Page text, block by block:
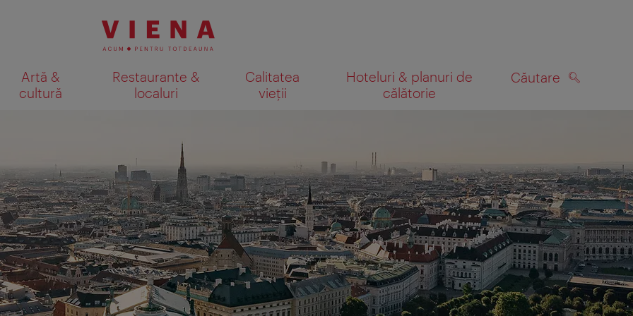
Artă &
cultură
Restaurante &
localuri
Calitatea
vieții
Hoteluri & planuri de
călătorie
Căutare